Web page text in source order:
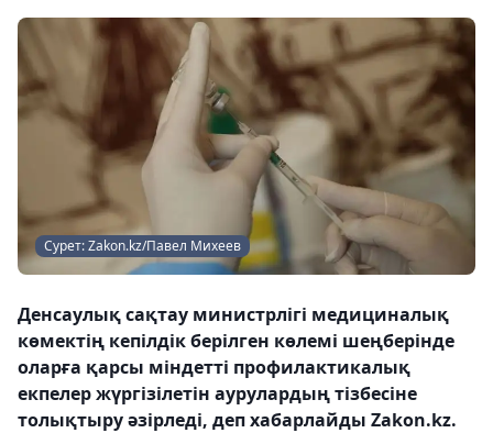
Сурет: Zakon.kz/Павел Михеев
Денсаулық сақтау министрлігі медициналық
көмектің кепілдік берілген көлемі шеңберінде
оларға қарсы міндетті профилактикалық
екпелер жүргізілетін аурулардың тізбесіне
толықтыру әзірледі, деп хабарлайды Zakon.kz.